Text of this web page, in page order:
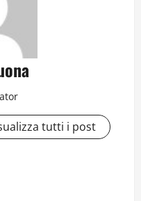
tutti i post